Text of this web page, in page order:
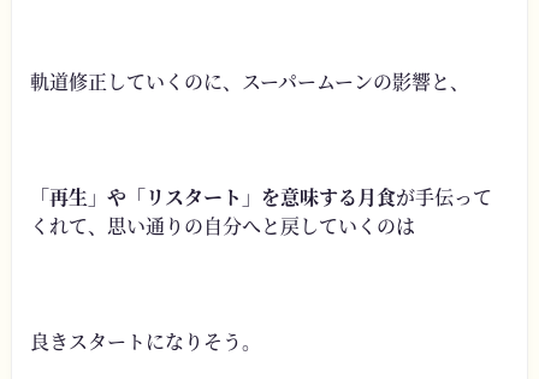
軌道修正していくのに、スーパームーンの影響と、
「再生」や「リスタート」を意味する月食が手伝って
くれて、思い通りの自分へと戻していくのは
良きスタートになりそう。